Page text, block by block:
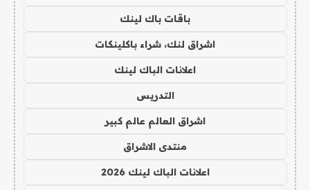
باقات باك لينك
اشراق لنك، شراء باكلينكات
اعلانات الباك لينك
التدريس
اشراق العالم عالم كبير
منتدى الاشراق
اعلانات الباك لينك 2026